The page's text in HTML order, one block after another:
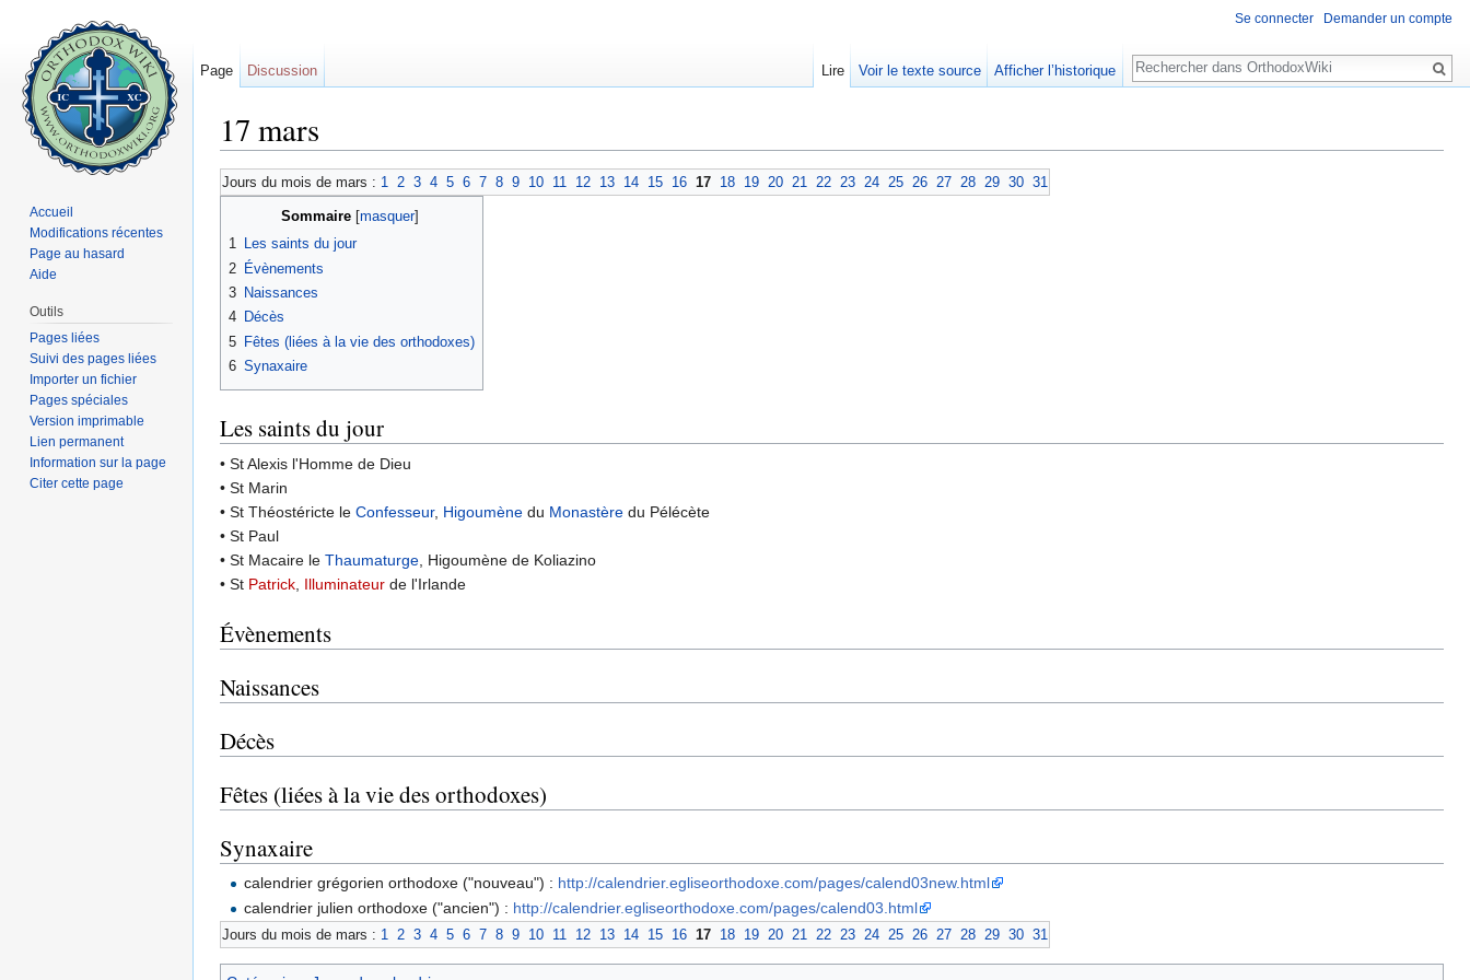
17 mars
Jours du mois de mars : 1 2 3 4 5 6 7 8 9 10 11 12 13 14 15 16 17 18 19 20 21 22 23 24 25 26 27 28 29 30 31
Sommaire[ masquer]
1 Les saints du jour
2 Évènements
3 Naissances
4 Décès
5 Fêtes (liées à la vie des orthodoxes)
6 Synaxaire
Les saints du jour
• St Alexis l'Homme de Dieu
• St Marin
• St Théostéricte le Confesseur, Higoumène du Monastère du Pélécète
• St Paul
• St Macaire le Thaumaturge, Higoumène de Koliazino
• St Patrick, Illuminateur de l'Irlande
Évènements
Naissances
Décès
Fêtes (liées à la vie des orthodoxes)
Synaxaire
calendrier grégorien orthodoxe ("nouveau") : http://calendrier.egliseorthodoxe.com/pages/calend03new.html
calendrier julien orthodoxe ("ancien") : http://calendrier.egliseorthodoxe.com/pages/calend03.html
Jours du mois de mars : 1 2 3 4 5 6 7 8 9 10 11 12 13 14 15 16 17 18 19 20 21 22 23 24 25 26 27 28 29 30 31
Se connecter Demander un compte
Page Discussion Lire Voir le texte source Afficher l’historique
Rechercher
Accueil
Modifications récentes
Page au hasard
Aide
Outils
Pages liées
Suivi des pages liées
Importer un fichier
Pages spéciales
Version imprimable
Lien permanent
Information sur la page
Citer cette page